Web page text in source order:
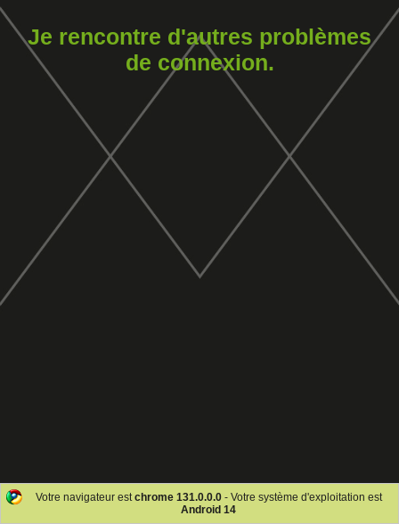
Je rencontre d'autres problèmes
de connexion.
Votre navigateur estchrome 131.0.0.0- Votre système d'exploitation est
Android 14